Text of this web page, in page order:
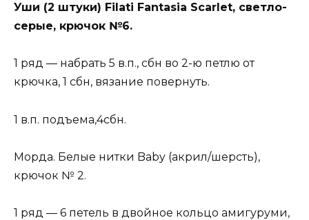
Уши (2 штуки) Filati Fantasia Scarlet, светло-
серые, крючок №6.
1 ряд — набрать 5 в.п., сбн во 2-ю петлю от
крючка, 1 сбн, вязание повернуть.
1 в.п. подъема,4сбн.
Морда. Белые нитки Baby (акрил/шерсть),
крючок № 2.
1 ряд — 6 петель в двойное кольцо амигуруми,